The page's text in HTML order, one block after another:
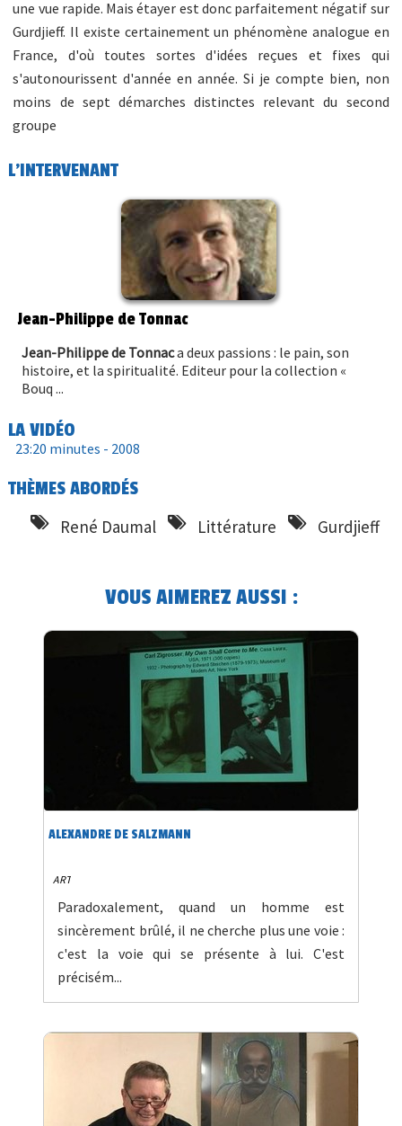
une vue rapide. Mais étayer est donc parfaitement négatif sur
Gurdjieff. Il existe certainement un phénomène analogue en
France, d'où toutes sortes d'idées reçues et fixes qui
s'autonourissent d'année en année. Si je compte bien, non
moins de sept démarches distinctes relevant du second
groupe
L'INTERVENANT
Jean-Philippe de Tonnac
Jean-Philippe de Tonnaca deux passions : le pain, son
histoire, et la spiritualité. Editeur pour la collection «
Bouq ...
LA VIDÉO
23:20 minutes - 2008
THÈMES ABORDÉS
René Daumal Littérature Gurdjieff
VOUS AIMEREZ AUSSI :
ALEXANDRE DE SALZMANN
ART
Paradoxalement, quand un homme est
sincèrement brûlé, il ne cherche plus une voie :
c'est la voie qui se présente à lui. C'est
précisém...